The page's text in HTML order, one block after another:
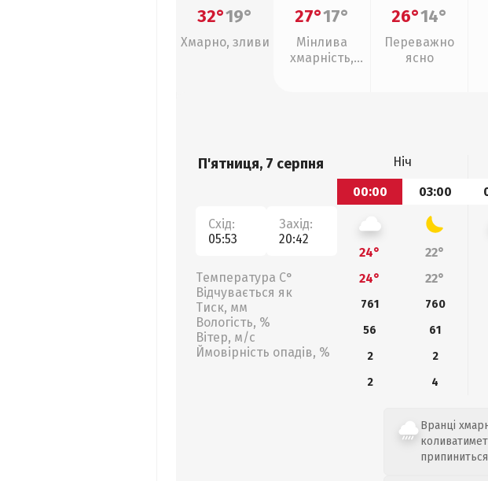
32°19°
Хмарно, зливи
27°17°
Мінлива
хмарність,
26°14°
Переважно
ясно
П'ятниця, 7 серпня
Схід:
05:53
Захід:
20:42
Температура С°
Відчувається як
Тиск, мм
Вологість, %
Вітер, м/с
Ймовірність опадів, %
Ніч
00:00
03:00
24° 22°
24°
22°
761 760
56
61
2
2
2
4
Вранці